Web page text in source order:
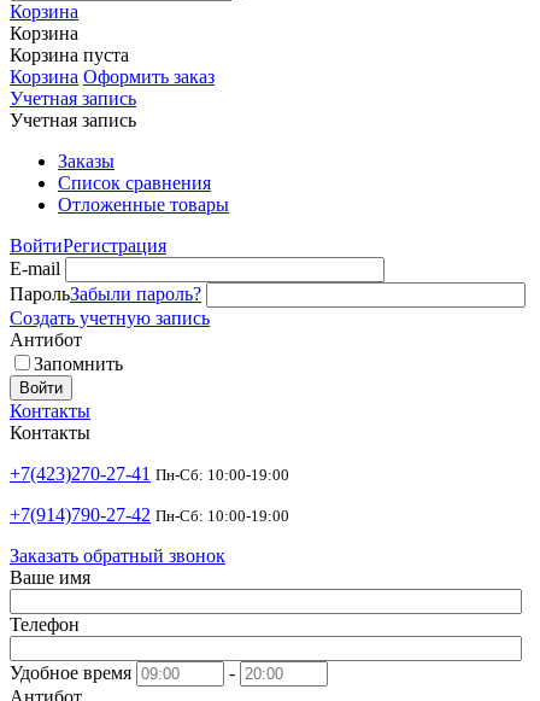
Корзина
Корзина
Корзина пуста
Корзина Оформить заказ
Учетная запись
Учетная запись
Заказы
Список сравнения
Отложенные товары
ВойтиРегистрация
E-mail
ПарольЗабыли пароль?
Создать учетную запись
Антибот
Запомнить
Войти
Контакты
Контакты
+7(423)270-27-41 Пн-Сб: 10:00-19:00
+7(914)790-27-42 Пн-Сб: 10:00-19:00
Заказать обратный звонок
Ваше имя
Телефон
Удобное время
-